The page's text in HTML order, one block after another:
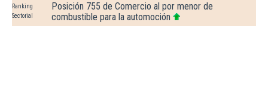
Ranking
Sectorial
Posición 755 de Comercio al por menor de
combustible para la automoción